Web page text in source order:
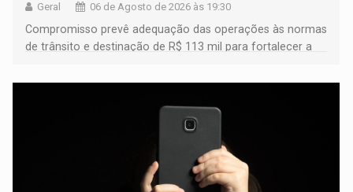
Geral 06 de Agosto de 2026 às 19:30
Compromisso prevê adequação das operações às normas
de trânsito e destinação de R$ 113 mil para fortalecer a